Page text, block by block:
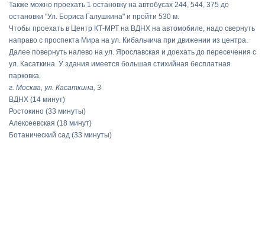
Также можно проехать 1 остановку на автобусах 244, 544, 375 до
остановки "Ул. Бориса Галушкина" и пройти 530 м.
Чтобы проехать в Центр КТ-МРТ на ВДНХ на автомобиле, надо свернуть
направо с проспекта Мира на ул. Кибальчича при движении из центра.
Далее повернуть налево на ул. Ярославская и доехать до пересечения с
ул. Касаткина. У здания имеется большая стихийная бесплатная
парковка.
г. Москва, ул. Касаткина, 3
ВДНХ (14 минут)
Ростокино (33 минуты)
Алексеевская (18 минут)
Ботанический сад (33 минуты)